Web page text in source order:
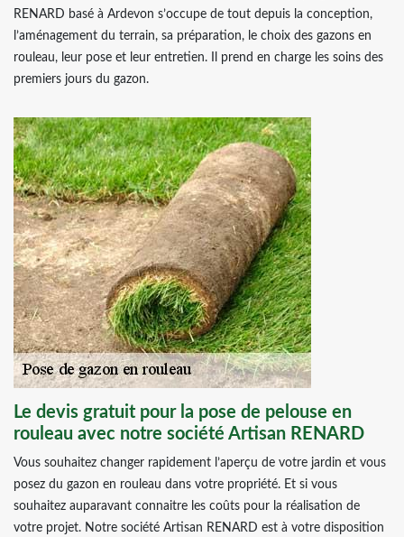
RENARD basé à Ardevon s’occupe de tout depuis la conception,
l’aménagement du terrain, sa préparation, le choix des gazons en
rouleau, leur pose et leur entretien. Il prend en charge les soins des
premiers jours du gazon.
Le devis gratuit pour la pose de pelouse en
rouleau avec notre société Artisan RENARD
Vous souhaitez changer rapidement l’aperçu de votre jardin et vous
posez du gazon en rouleau dans votre propriété. Et si vous
souhaitez auparavant connaitre les coûts pour la réalisation de
votre projet. Notre société Artisan RENARD est à votre disposition